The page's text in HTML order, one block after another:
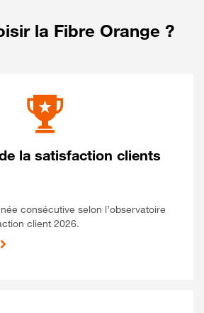
la Fibre Orange ?
la satisfaction clients
consécutive selon l’observatoire
client 2026.